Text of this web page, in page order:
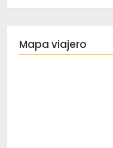
Mapa viajero